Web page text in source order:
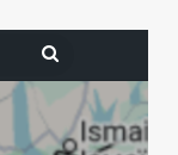
Caută: